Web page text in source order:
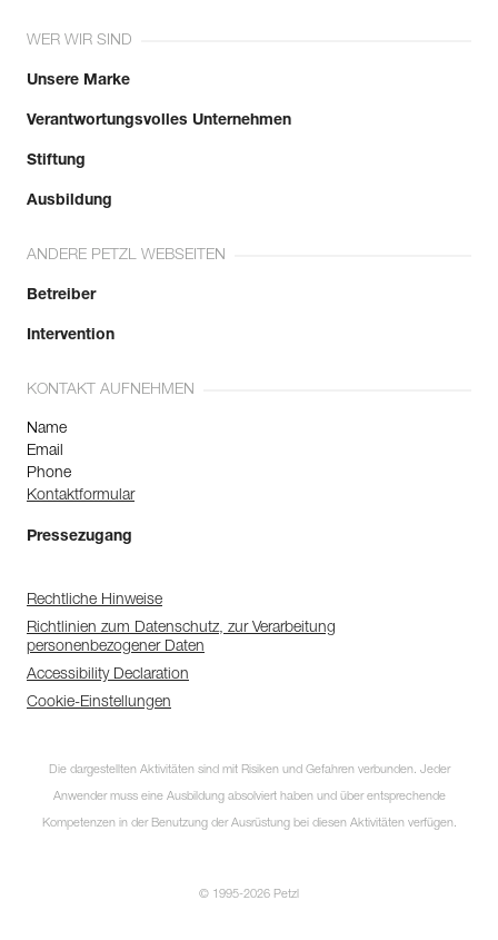
WER WIR SIND
Unsere Marke
Verantwortungsvolles Unternehmen
Stiftung
Ausbildung
ANDERE PETZL WEBSEITEN
Betreiber
Intervention
KONTAKT AUFNEHMEN
Name
Email
Phone
Kontaktformular
Pressezugang
Rechtliche Hinweise
Richtlinien zum Datenschutz, zur Verarbeitung
personenbezogener Daten
Accessibility Declaration
Cookie-Einstellungen
Die dargestellten Aktivitäten sind mit Risiken und Gefahren verbunden. Jeder
Anwender muss eine Ausbildung absolviert haben und über entsprechende
Kompetenzen in der Benutzung der Ausrüstung bei diesen Aktivitäten verfügen.
© 1995-2026 Petzl